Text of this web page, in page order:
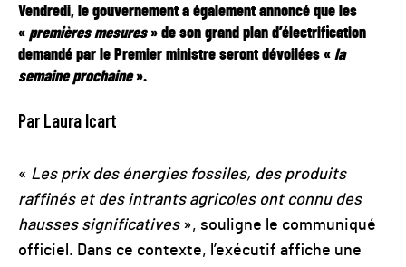
Vendredi, le gouvernement a également annoncé que les
« premières mesures» de son grand plan d’électrification
demandé par le Premier ministre seront dévoilées « la
semaine prochaine».
Par Laura Icart
« Les prix des énergies fossiles, des produits
raffinés et des intrants agricoles ont connu des
hausses significatives», souligne le communiqué
officiel. Dans ce contexte, l’exécutif affiche une